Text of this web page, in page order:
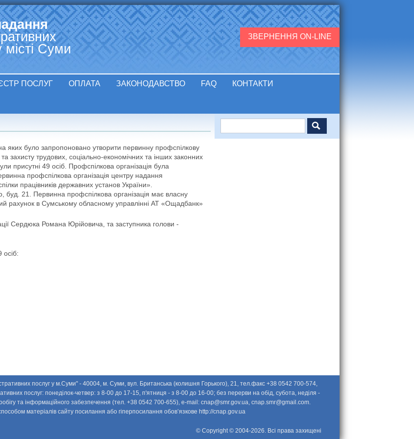
Jump to navigation
місті Суми
ПОСЛУГ ОПЛАТА ЗАКОНОДАВСТВО FAQ КОНТАКТИ
ЗВЕРНЕННЯ ON-LINE
яких було запропоновано утворити первинну профспілкову
захисту трудових, соціально-економічних та інших законних
присутні 49 осіб. Профспілкова організація була
профспілкова організація центру надання
працівників державних установ України».
21. Первинна профспілкова організація має власну
рахунок в Сумському обласному управлінні АТ «Ощадбанк»
Сердюка Романа Юрійовича, та заступника голови -
осіб:
Пошукова форма
послуг у м.Суми" - 40004, м. Суми, вул. Британська (колишня Горького), 21, тел.факс +38 0542 700-574,
послуг: понедiлок-четвер: з 8-00 до 17-15, п'ятниця - з 8-00 до 16-00; без перерви на обід, субота, неділя -
та інформаційного забезпечення (тел. +38 0542 700-655), e-mail: cnap@smr.gov.ua, cnap.smr@gmail.com.
матеріалів сайту посилання або гіперпосилання обов’язкове http://cnap.gov.ua
© Copyright © 2004-2026. Всі права захищені